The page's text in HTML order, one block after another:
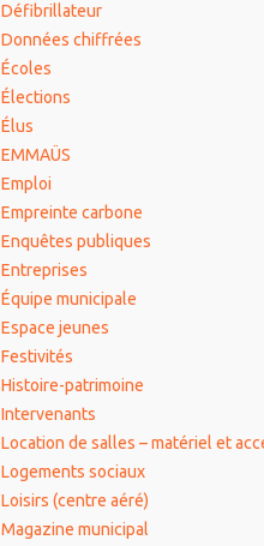
Défibrillateur
Données chiffrées
Écoles
Élections
Élus
EMMAÜS
Emploi
Empreinte carbone
Enquêtes publiques
Entreprises
Équipe municipale
Espace jeunes
Festivités
Histoire-patrimoine
Intervenants
Location de salles – matériel et
Logements sociaux
Loisirs (centre aéré)
Magazine municipal